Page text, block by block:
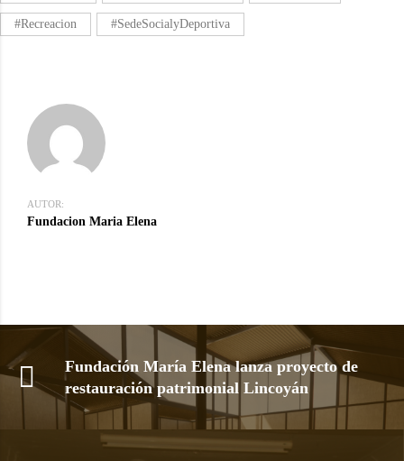
#Recreacion #SedeSocialyDeportiva
AUTOR:
Fundacion Maria Elena
Fundación María Elena lanza proyecto de
restauración patrimonial Lincoyán